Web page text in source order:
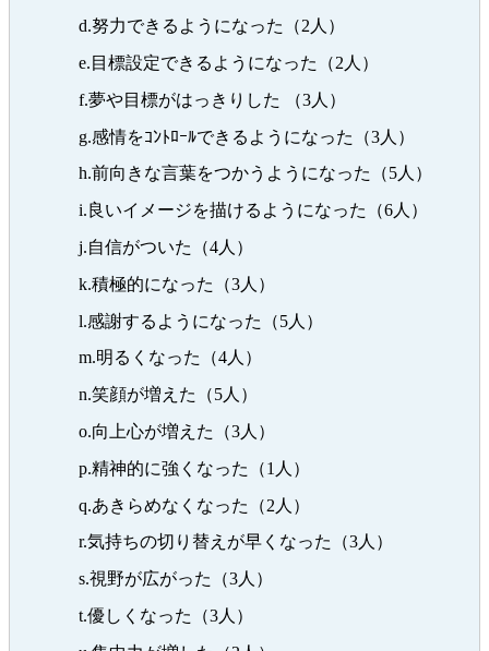
d.努力できるようになった（2人）
e.目標設定できるようになった（2人）
f.夢や目標がはっきりした （3人）
g.感情をｺﾝﾄﾛｰﾙできるようになった（3人）
h.前向きな言葉をつかうようになった（5人）
i.良いイメージを描けるようになった（6人）
j.自信がついた（4人）
k.積極的になった（3人）
l.感謝するようになった（5人）
m.明るくなった（4人）
n.笑顔が増えた（5人）
o.向上心が増えた（3人）
p.精神的に強くなった（1人）
q.あきらめなくなった（2人）
r.気持ちの切り替えが早くなった（3人）
s.視野が広がった（3人）
t.優しくなった（3人）